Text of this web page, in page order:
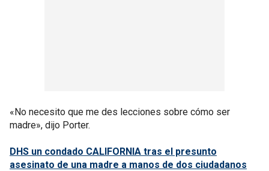
«No necesito que me des lecciones sobre cómo ser
madre», dijo Porter.
DHS un condado CALIFORNIA tras el presunto
asesinato de una madre a manos de dos ciudadanos